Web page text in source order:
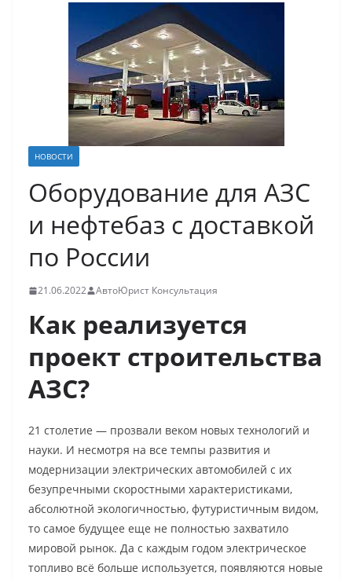
НОВОСТИ
Оборудование для АЗС
и нефтебаз с доставкой
по России
21.06.2022 АвтоЮрист Консультация
Как реализуется
проект строительства
АЗС?
21 столетие — прозвали веком новых технологий и
науки. И несмотря на все темпы развития и
модернизации электрических автомобилей с их
безупречными скоростными характеристиками,
абсолютной экологичностью, футуристичным видом,
то самое будущее еще не полностью захватило
мировой рынок. Да с каждым годом электрическое
топливо всё больше используется, появляются новые